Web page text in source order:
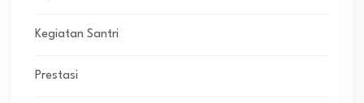
Kegiatan Santri
Prestasi